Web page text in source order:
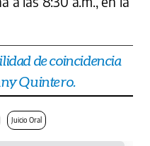
de coincidencia
Quintero.
Juicio Oral